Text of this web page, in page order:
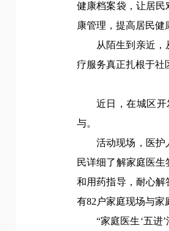
健康档案袋，让居
康管理，提高居民健
从陌生到亲近
疗服务真正扎根于社
近日，在城区
与。
活动现场，医护
民详细了解家庭医
和用药指导，耐心
有82户家庭现场与家
“家庭医生‘五进